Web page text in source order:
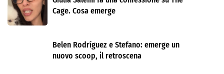
Cage. Cosa emerge
Belen Rodríguez e Stefano: emerge un
nuovo scoop, il retroscena